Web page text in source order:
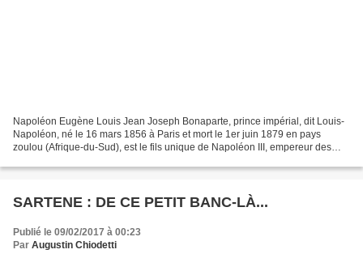
Napoléon Eugène Louis Jean Joseph Bonaparte, prince impérial, dit Louis-
Napoléon, né le 16 mars 1856 à Paris et mort le 1er juin 1879 en pays
zoulou (Afrique-du-Sud), est le fils unique de Napoléon III, empereur des
SARTENE : DE CE PETIT BANC-LÀ...
Publié le 09/02/2017 à 00:23
Par Augustin Chiodetti